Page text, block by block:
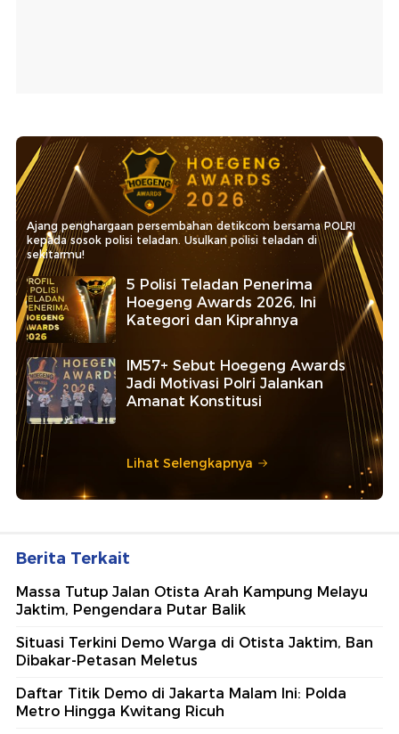
Ajang penghargaan persembahan detikcom bersama POLRI
kepada sosok polisi teladan. Usulkan polisi teladan di
sekitarmu!
5 Polisi Teladan Penerima
Hoegeng Awards 2026, Ini
Kategori dan Kiprahnya
IM57+ Sebut Hoegeng Awards
Jadi Motivasi Polri Jalankan
Amanat Konstitusi
Lihat Selengkapnya
Berita Terkait
Massa Tutup Jalan Otista Arah Kampung Melayu
Jaktim, Pengendara Putar Balik
Situasi Terkini Demo Warga di Otista Jaktim, Ban
Dibakar-Petasan Meletus
Daftar Titik Demo di Jakarta Malam Ini: Polda
Metro Hingga Kwitang Ricuh